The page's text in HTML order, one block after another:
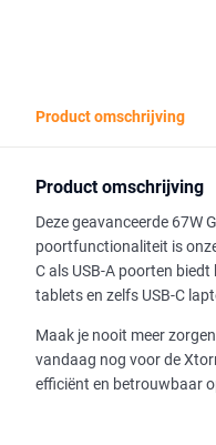
Product omschrijving
Product omschrijving
Deze geavanceerde 67W
poortfunctionaliteit is
C als USB-A poorten
tablets en zelfs USB-C
Maak je nooit meer
vandaag nog voor de
efficiënt en betrouwbaar